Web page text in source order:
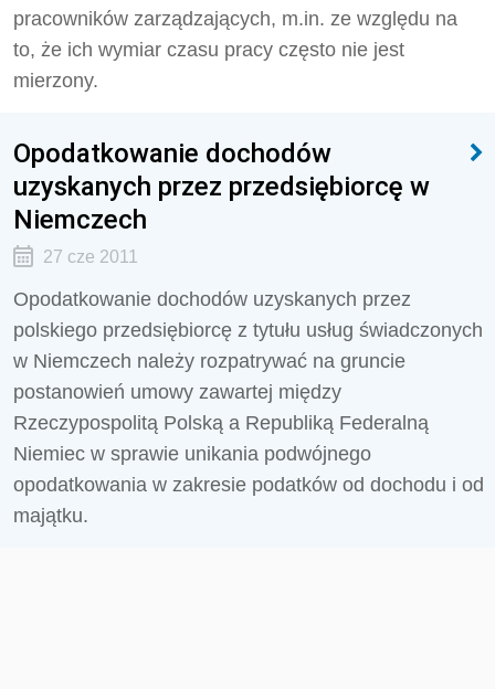
pracowników zarządzających, m.in. ze względu na
to, że ich wymiar czasu pracy często nie jest
mierzony.
Opodatkowanie dochodów
uzyskanych przez przedsiębiorcę w
Niemczech
27 cze 2011
Opodatkowanie dochodów uzyskanych przez
polskiego przedsiębiorcę z tytułu usług świadczonych
w Niemczech należy rozpatrywać na gruncie
postanowień umowy zawartej między
Rzeczypospolitą Polską a Republiką Federalną
Niemiec w sprawie unikania podwójnego
opodatkowania w zakresie podatków od dochodu i od
majątku.